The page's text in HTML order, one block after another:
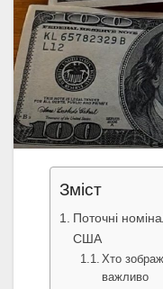
Зміст
Поточні
США
Хто
важливо